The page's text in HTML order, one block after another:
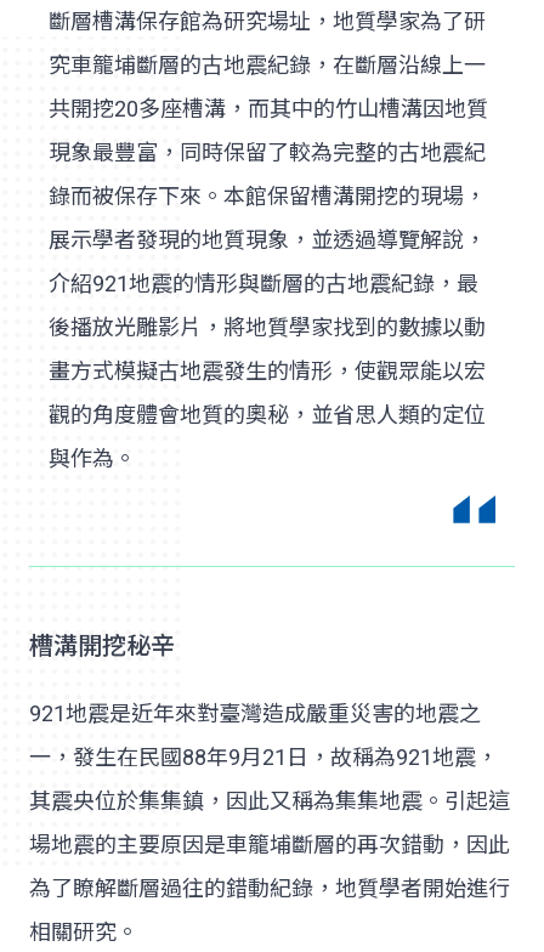
斷層槽溝保存館為研究場址，地質學家為了研
究車籠埔斷層的古地震紀錄，在斷層沿線上一
共開挖20多座槽溝，而其中的竹山槽溝因地質
現象最豐富，同時保留了較為完整的古地震紀
錄而被保存下來。本館保留槽溝開挖的現場，
展示學者發現的地質現象，並透過導覽解說，
介紹921地震的情形與斷層的古地震紀錄，最
後播放光雕影片，將地質學家找到的數據以動
畫方式模擬古地震發生的情形，使觀眾能以宏
觀的角度體會地質的奧秘，並省思人類的定位
與作為。
槽溝開挖秘辛
921地震是近年來對臺灣造成嚴重災害的地震之
一，發生在民國88年9月21日，故稱為921地震，
其震央位於集集鎮，因此又稱為集集地震。引起這
場地震的主要原因是車籠埔斷層的再次錯動，因此
為了瞭解斷層過往的錯動紀錄，地質學者開始進行
相關研究。